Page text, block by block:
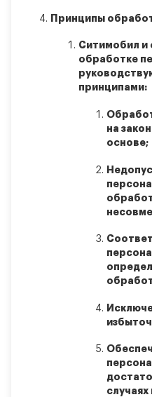
Принципы
Ситимобил и
обработке
принципами:
на
основе;
случаях